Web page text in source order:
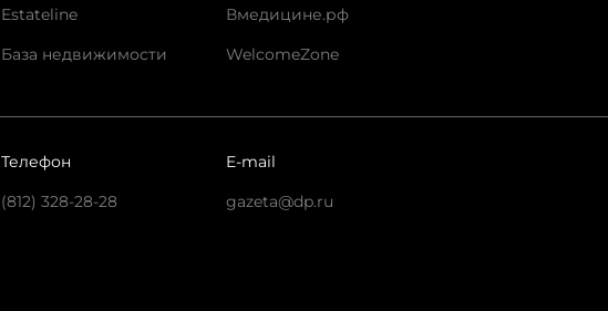
Estateline
База недвижимости
Вмедицине.рф
WelcomeZone
Телефон
(812) 328-28-28
E-mail
gazeta@dp.ru